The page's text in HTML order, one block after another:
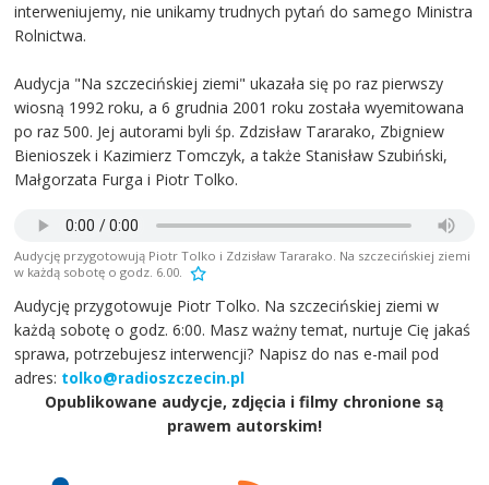
interweniujemy, nie unikamy trudnych pytań do samego Ministra
Rolnictwa.
Audycja "Na szczecińskiej ziemi" ukazała się po raz pierwszy
wiosną 1992 roku, a 6 grudnia 2001 roku została wyemitowana
po raz 500. Jej autorami byli śp. Zdzisław Tararako, Zbigniew
Bienioszek i Kazimierz Tomczyk, a także Stanisław Szubiński,
Małgorzata Furga i Piotr Tolko.
Audycję przygotowują Piotr Tolko i Zdzisław Tararako. Na szczecińskiej ziemi
w każdą sobotę o godz. 6.00.
Audycję przygotowuje Piotr Tolko. Na szczecińskiej ziemi w
każdą sobotę o godz. 6:00. Masz ważny temat, nurtuje Cię jakaś
sprawa, potrzebujesz interwencji? Napisz do nas e-mail pod
adres: tolko@radioszczecin.pl
Opublikowane audycje, zdjęcia i filmy chronione są
prawem autorskim!